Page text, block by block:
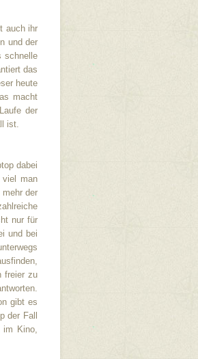
auch ihr
und der
schnelle
das
heute
macht
der
ist.
dabei
viel man
der
nur für
und bei
freier zu
gibt es
der Fall
im Kino,